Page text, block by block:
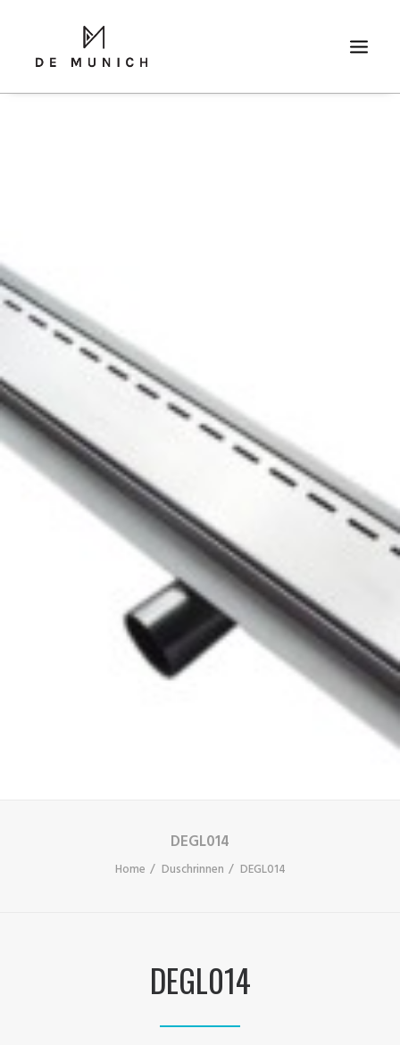
SEARCH
DEGL014
Home Duschrinnen DEGL014
DEGL014